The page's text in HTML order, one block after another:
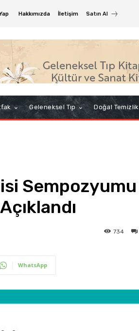
Hakkımızda İletişim Satın Al
Geleneksel Tıp Doğal Temizlik
Sempozyumu
734
WhatsApp